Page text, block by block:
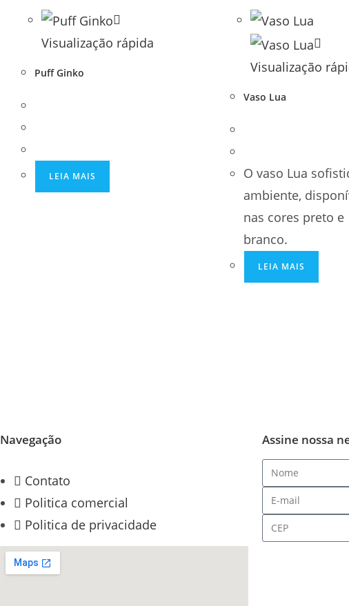
Visualização rápida
Puff Ginko
LEIA MAIS
Visualização
Vaso Lua
O vaso Lua
ambiente,
nas cores preto e
branco.
LEIA MAIS
Navegação
Contato
Politica comercial
Politica de privacidade
Assine nossa